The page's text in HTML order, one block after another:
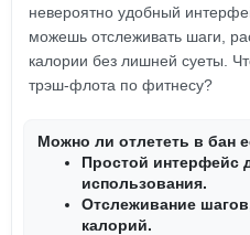
невероятно удобный
можешь отслеживать шаги,
калории без лишней суеты.
трэш-флота по фитнесу?
Можно ли отлететь в бан
Простой интерфейс
использования.
Отслеживание
калорий.